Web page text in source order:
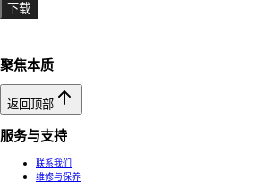
下载
聚焦本质
返回顶部
服务与支持
联系我们
维修与保养